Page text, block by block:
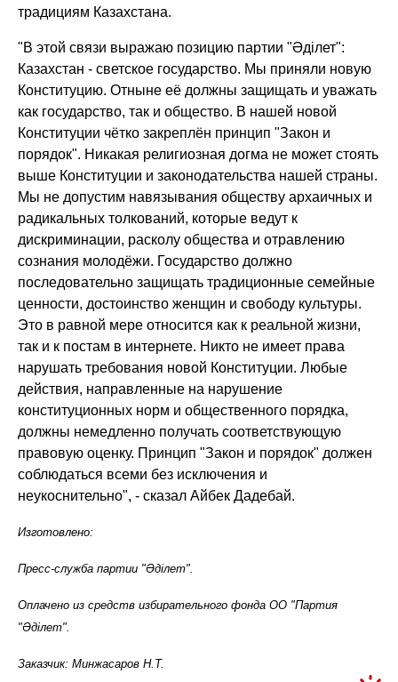
традициям Казахстана.
"В этой связи выражаю позицию партии "Әділет":
Казахстан - светское государство. Мы приняли новую
Конституцию. Отныне её должны защищать и уважать
как государство, так и общество. В нашей новой
Конституции чётко закреплён принцип "Закон и
порядок". Никакая религиозная догма не может стоять
выше Конституции и законодательства нашей страны.
Мы не допустим навязывания обществу архаичных и
радикальных толкований, которые ведут к
дискриминации, расколу общества и отравлению
сознания молодёжи. Государство должно
последовательно защищать традиционные семейные
ценности, достоинство женщин и свободу культуры.
Это в равной мере относится как к реальной жизни,
так и к постам в интернете. Никто не имеет права
нарушать требования новой Конституции. Любые
действия, направленные на нарушение
конституционных норм и общественного порядка,
должны немедленно получать соответствующую
правовую оценку. Принцип "Закон и порядок" должен
соблюдаться всеми без исключения и
неукоснительно", - сказал Айбек Дадебай.
Изготовлено:
Пресс-служба партии "Әділет".
Оплачено из средств избирательного фонда ОО "Партия
"Әділет".
Заказчик: Минжасаров Н.Т.